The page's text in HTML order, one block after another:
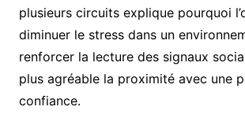
plusieurs circuits explique pourquoi
diminuer le stress dans un
renforcer la lecture des signaux
plus agréable la proximité avec une
confiance.